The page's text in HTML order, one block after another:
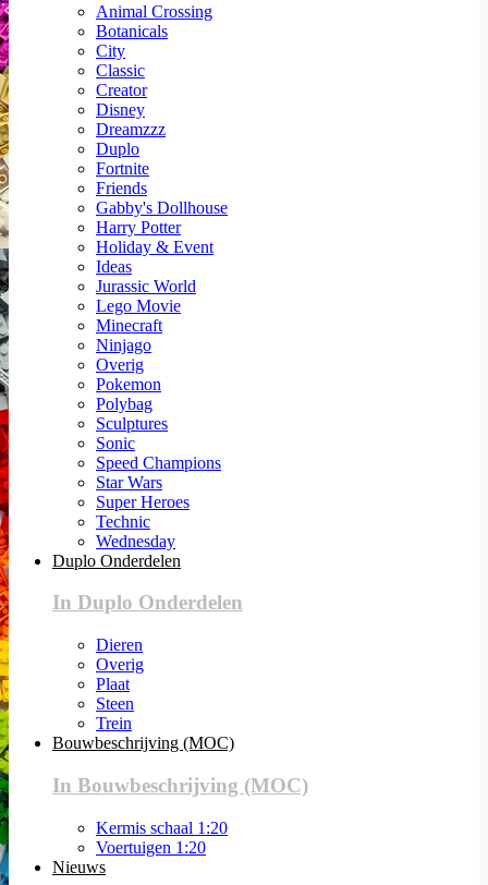
Animal Crossing
Botanicals
City
Classic
Creator
Disney
Dreamzzz
Duplo
Fortnite
Friends
Gabby's Dollhouse
Harry Potter
Holiday & Event
Ideas
Jurassic World
Lego Movie
Minecraft
Ninjago
Overig
Pokemon
Polybag
Sculptures
Sonic
Speed Champions
Star Wars
Super Heroes
Technic
Wednesday
Duplo Onderdelen
In Duplo Onderdelen
Dieren
Overig
Plaat
Steen
Trein
Bouwbeschrijving (MOC)
In Bouwbeschrijving (MOC)
Kermis schaal 1:20
Voertuigen 1:20
Nieuws